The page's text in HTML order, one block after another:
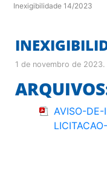
Inexigibilidade 14/2023
1 de novembro de 2023.
AVISO-DE-